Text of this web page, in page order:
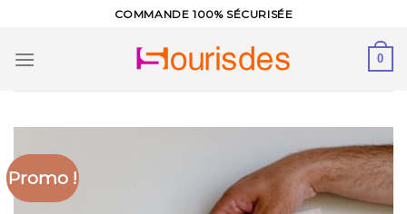
content
COMMANDE 100% SÉCURISÉE
0
Promo !